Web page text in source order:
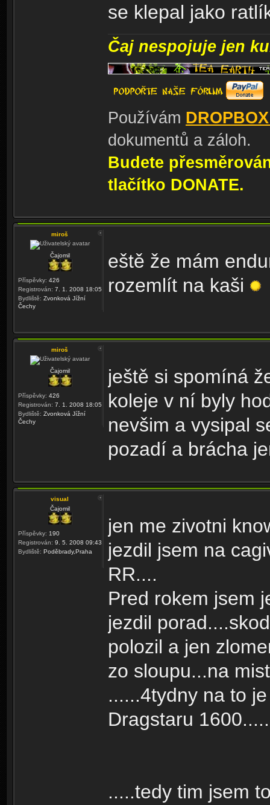
se klepal jako
Čaj nespojuje jen
Používám
dokumentů a záloh.
Budete
tlačítko DONATE.
miroš
Čajomil
Příspěvky: 426
Registrován: 7. 1. 2008 18:05
Bydliště: Zvonková Jížní
Čechy
eště že mám
rozemlít na kaši
miroš
Čajomil
Příspěvky: 426
Registrován: 7. 1. 2008 18:05
Bydliště: Zvonková Jížní
Čechy
ještě si spomíná
koleje v ní byly
nevšim a vysipal
pozadí a brácha
visual
Čajomil
Příspěvky: 190
Registrován: 9. 5. 2008 09:43
Bydliště: Poděbrady,Praha
jen me zivotni
jezdil jsem na
RR....
Pred rokem jsem
jezdil
polozil a jen
zo sloupu...na
......4tydny na to
Dragstaru
.....tedy tim jsem